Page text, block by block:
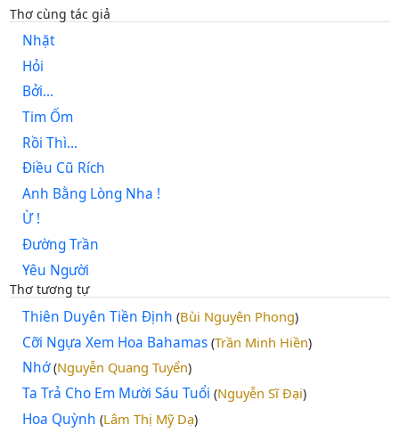
Thơ cùng tác giả
Nhặt
Hỏi
Bởi...
Tim Ốm
Rồi Thì...
Điều Cũ Rích
Anh Bằng Lòng Nha !
Ừ !
Đường Trần
Yêu Người
Thơ tương tự
Thiên Duyên Tiền Định (Bùi Nguyên Phong)
Cỡi Ngựa Xem Hoa Bahamas(Trần Minh Hiền)
Nhớ(Nguyễn Quang Tuyển)
Ta Trả Cho Em Mười Sáu Tuổi (Nguyễn Sĩ Đại)
Hoa Quỳnh (Lâm Thị Mỹ Dạ)